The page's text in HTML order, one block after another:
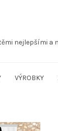
nejlepšími
VÝROBKY